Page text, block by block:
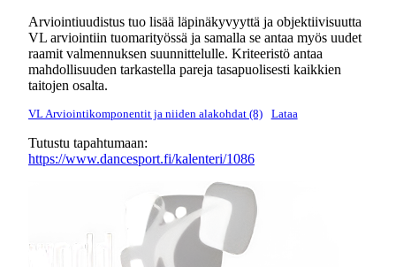
Arviointiuudistus tuo lisää läpinäkyvyyttä ja objektiivisuutta
VL arviointiin tuomarityössä ja samalla se antaa myös uudet
raamit valmennuksen suunnittelulle. Kriteeristö antaa
mahdollisuuden tarkastella pareja tasapuolisesti kaikkien
taitojen osalta.
VL Arviointikomponentit ja niiden alakohdat (8) Lataa
Tutustu tapahtumaan:
https://www.dancesport.fi/kalenteri/1086